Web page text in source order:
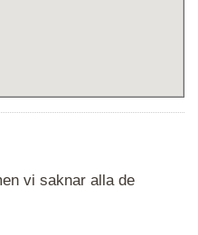
vi saknar alla de